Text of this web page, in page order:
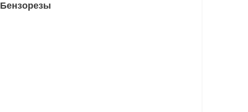
Бензорезы